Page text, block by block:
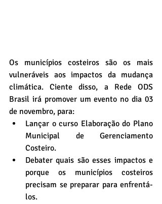
Os municípios costeiros são os mais
vulneráveis aos impactos da mudança
climática. Ciente disso, a Rede ODS
Brasil irá promover um evento no dia 03
de novembro, para:
Lançar o curso Elaboração do Plano
Municipal de Gerenciamento
Costeiro.
Debater quais são esses impactos e
porque os municípios costeiros
precisam se preparar para enfrentá-
los.